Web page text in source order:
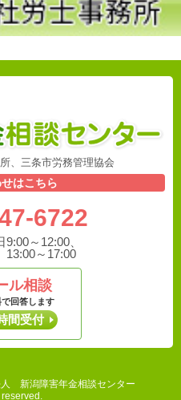
、三条市労務管理協会
はこちら
6722
9:00～12:00、
13:00～17:00
ル相談
回答します
間受付
新潟障害年金相談センター